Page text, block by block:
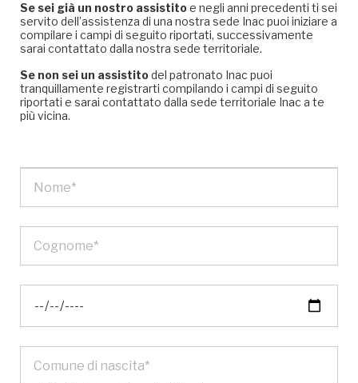
Se sei già un nostro assistitoe negli anni precedenti ti sei
servito dell’assistenza di una nostra sede Inac puoi iniziare a
compilare i campi di seguito riportati, successivamente
sarai contattato dalla nostra sede territoriale.
Se non sei un assistitodel patronato Inac puoi
tranquillamente registrarti compilando i campi di seguito
riportati e sarai contattato dalla sede territoriale Inac a te
più vicina.